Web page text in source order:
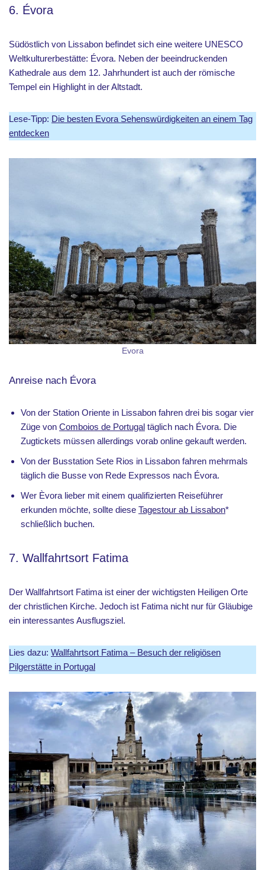
6. Évora
Südöstlich von Lissabon befindet sich eine weitere UNESCO
Weltkulturerbestätte: Évora. Neben der beeindruckenden
Kathedrale aus dem 12. Jahrhundert ist auch der römische
Tempel ein Highlight in der Altstadt.
Lese-Tipp: Die besten Evora Sehenswürdigkeiten an einem Tag
entdecken
Evora
Anreise nach Évora
Von der Station Oriente in Lissabon fahren drei bis sogar vier
Züge von Comboios de Portugal täglich nach Évora. Die
Zugtickets müssen allerdings vorab online gekauft werden.
Von der Busstation Sete Rios in Lissabon fahren mehrmals
täglich die Busse von Rede Expressos nach Évora.
Wer Èvora lieber mit einem qualifizierten Reiseführer
erkunden möchte, sollte diese Tagestour ab Lissabon*
schließlich buchen.
7. Wallfahrtsort Fatima
Der Wallfahrtsort Fatima ist einer der wichtigsten Heiligen Orte
der christlichen Kirche. Jedoch ist Fatima nicht nur für Gläubige
ein interessantes Ausflugsziel.
Lies dazu: Wallfahrtsort Fatima – Besuch der religiösen
Pilgerstätte in Portugal